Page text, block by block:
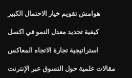
هوامش تقويم خيار الاحتمال الكبير
كيفية تحديد معدل النمو في اكسل
استراتيجية تجارة الاتجاه المعاكس
مقالات علمية حول التسوق عبر الإنترنت